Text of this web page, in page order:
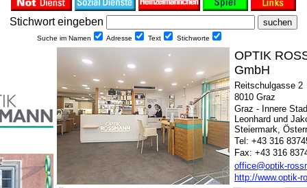
Stich­wort ein­geben
Suche im Namen Adresse Text Stich­worte
OPTIK
GmbH
Reitschulgasse 2
8010 Graz
Graz - Innere
Leonhard und
Steiermark,
Tel: +43 316
Fax: +43 316
office@optik-
http://www.optik-